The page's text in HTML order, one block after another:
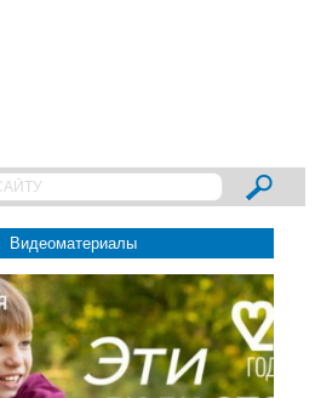
Видеоматериалы